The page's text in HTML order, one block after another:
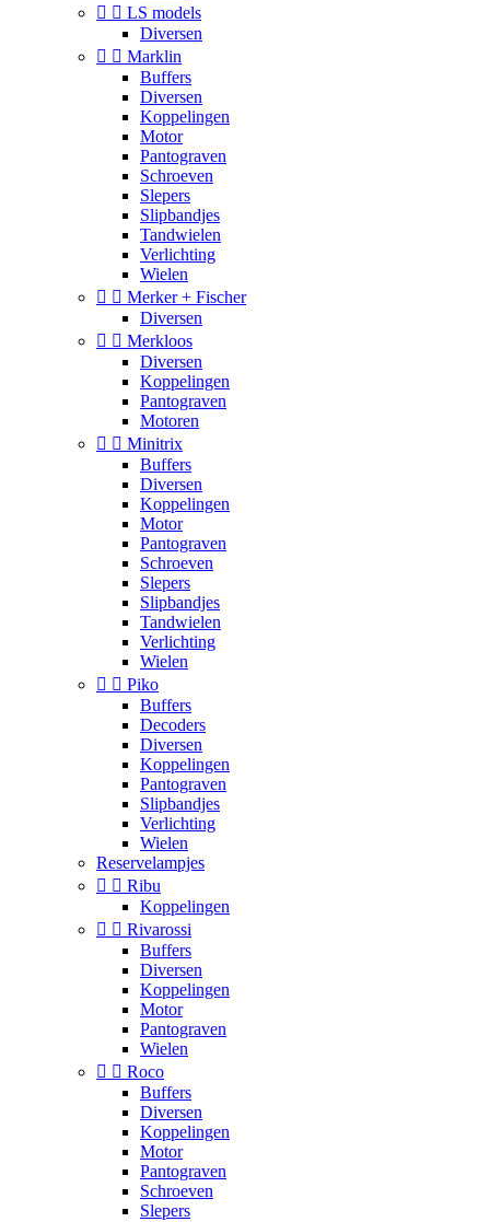
  LS models
Diversen
  Marklin
Buffers
Diversen
Koppelingen
Motor
Pantograven
Schroeven
Slepers
Slipbandjes
Tandwielen
Verlichting
Wielen
  Merker + Fischer
Diversen
  Merkloos
Diversen
Koppelingen
Pantograven
Motoren
  Minitrix
Buffers
Diversen
Koppelingen
Motor
Pantograven
Schroeven
Slepers
Slipbandjes
Tandwielen
Verlichting
Wielen
  Piko
Buffers
Decoders
Diversen
Koppelingen
Pantograven
Slipbandjes
Verlichting
Wielen
Reservelampjes
  Ribu
Koppelingen
  Rivarossi
Buffers
Diversen
Koppelingen
Motor
Pantograven
Wielen
  Roco
Buffers
Diversen
Koppelingen
Motor
Pantograven
Schroeven
Slepers